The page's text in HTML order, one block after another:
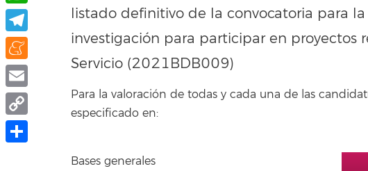
listado definitivo de la convocatoria para
investigación para participar en proyectos
Servicio (2021BDB009)
Para la valoración de todas y cada una de las
especificado en:
Bases generales
WhatsApp
Telegram
Meneame
Email
Copy